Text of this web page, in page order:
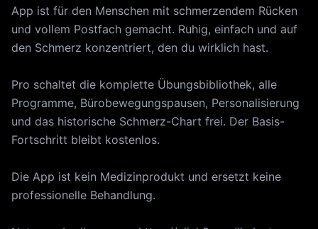
App ist für den Menschen mit schmerzendem Rücken
und vollem Postfach gemacht. Ruhig, einfach und auf
den Schmerz konzentriert, den du wirklich hast.
Pro schaltet die komplette Übungsbibliothek, alle
Programme, Bürobewegungspausen, Personalisierung
und das historische Schmerz-Chart frei. Der Basis-
Fortschritt bleibt kostenlos.
Die App ist kein Medizinprodukt und ersetzt keine
professionelle Behandlung.